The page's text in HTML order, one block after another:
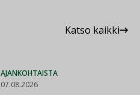
Katso kaikki
AJANKOHTAISTA
07.08.2026